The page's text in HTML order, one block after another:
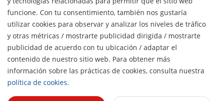
funcione. Con tu consentimiento, también nos gustaría
utilizar cookies para observar y analizar los niveles de tráfico
y otras métricas / mostrarte publicidad dirigida / mostrarte
publicidad de acuerdo con tu ubicación / adaptar el
contenido de nuestro sitio web. Para obtener más
información sobre las prácticas de cookies, consulta nuestra
política de cookies.
SDK de integración
Mapa de recursos
Hikvision eLearning
Lista de Eventos
Mapa del Sitio
Suscripción al newsletter
© 2026 Hangzhou Hikvision Digital Technology Co., Ltd. Todos
los derechos reservados.
Políticas de privacidad
Políticas de cookies
Preferencias de cookies
Términos
generales de uso